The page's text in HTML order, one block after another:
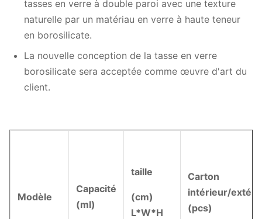
tasses en verre à double paroi avec une texture
naturelle par un matériau en verre à haute teneur
en borosilicate.
La nouvelle conception de la tasse en verre
borosilicate sera acceptée comme œuvre d'art du
client.
Modèle
Capacité
(ml)
taille
(cm)
L*W*H
Carton
intérieur/
(pcs)